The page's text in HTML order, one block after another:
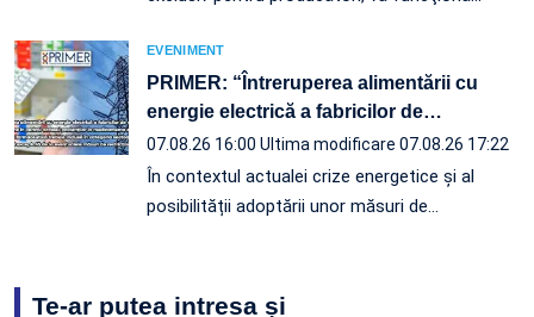
EVENIMENT
PRIMER: “Întreruperea alimentării cu
energie electrică a fabricilor de…
07.08.26 16:00 Ultima modificare 07.08.26 17:22
În contextul actualei crize energetice și al
posibilității adoptării unor măsuri de…
Te-ar putea intresa și